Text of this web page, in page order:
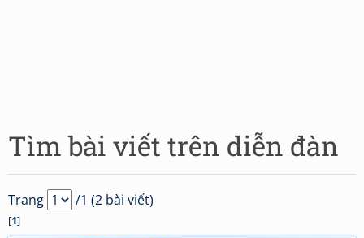
Tìm bài viết trên diễn đàn
Trang /1 (2 bài viết)
[1]